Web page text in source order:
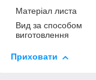
Матеріал листа
Вид за способом
виготовлення
Приховати